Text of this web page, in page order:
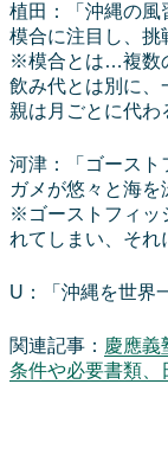
植田：「沖縄の
模合に注目し、挑
※模合とは…複数
飲み代とは別に、
親は月ごとに代わ
河津：「ゴースト
ガメが悠々と海を
※ゴーストフィッ
れてしまい、そ
U：「沖縄を世界
関連記事： 慶應義
条件や必要書類、